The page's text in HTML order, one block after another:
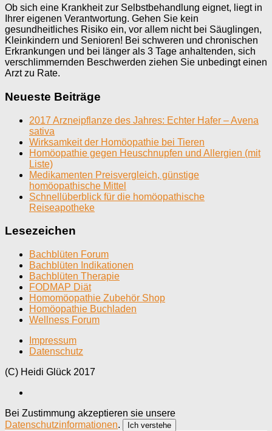
Ob sich eine Krankheit zur Selbstbehandlung eignet, liegt in
Ihrer eigenen Verantwortung. Gehen Sie kein
gesundheitliches Risiko ein, vor allem nicht bei Säuglingen,
Kleinkindern und Senioren! Bei schweren und chronischen
Erkrankungen und bei länger als 3 Tage anhaltenden, sich
verschlimmernden Beschwerden ziehen Sie unbedingt einen
Arzt zu Rate.
Neueste Beiträge
2017 Arzneipflanze des Jahres: Echter Hafer – Avena
sativa
Wirksamkeit der Homöopathie bei Tieren
Homöopathie gegen Heuschnupfen und Allergien (mit
Liste)
Medikamenten Preisvergleich, günstige
homöopathische Mittel
Schnellüberblick für die homöopathische
Reiseapotheke
Lesezeichen
Bachblüten Forum
Bachblüten Indikationen
Bachblüten Therapie
FODMAP Diät
Homomöopathie Zubehör Shop
Homöopathie Buchladen
Wellness Forum
Impressum
Datenschutz
(C) Heidi Glück 2017
Bei Zustimmung akzeptieren sie unsere
Datenschutzinformationen. Ich verstehe